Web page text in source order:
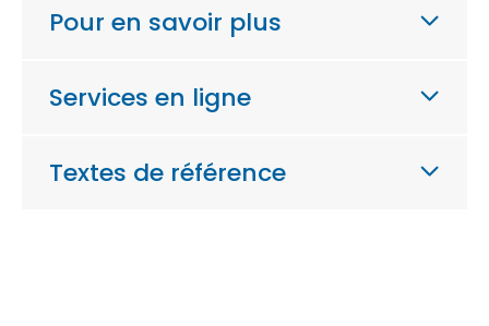
Pour en savoir plus
Services en ligne
Textes de référence